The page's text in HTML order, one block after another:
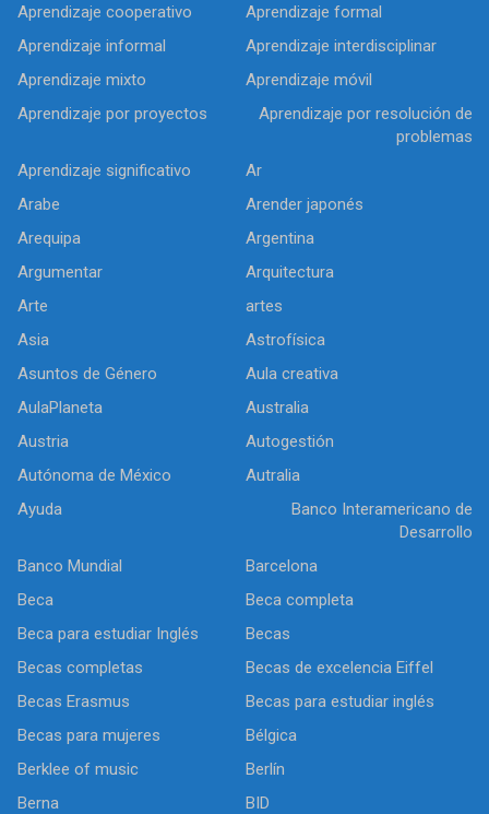
Aprendizaje cooperativo
Aprendizaje formal
Aprendizaje informal
Aprendizaje interdisciplinar
Aprendizaje mixto
Aprendizaje móvil
Aprendizaje por proyectos
Aprendizaje por resolución de
problemas
Aprendizaje significativo
Ar
Arabe
Arender japonés
Arequipa
Argentina
Argumentar
Arquitectura
Arte
artes
Asia
Astrofísica
Asuntos de Género
Aula creativa
AulaPlaneta
Australia
Austria
Autogestión
Autónoma de México
Autralia
Ayuda
Banco Interamericano de
Desarrollo
Banco Mundial
Barcelona
Beca
Beca completa
Beca para estudiar Inglés
Becas
Becas completas
Becas de excelencia Eiffel
Becas Erasmus
Becas para estudiar inglés
Becas para mujeres
Bélgica
Berklee of music
Berlín
Berna
BID